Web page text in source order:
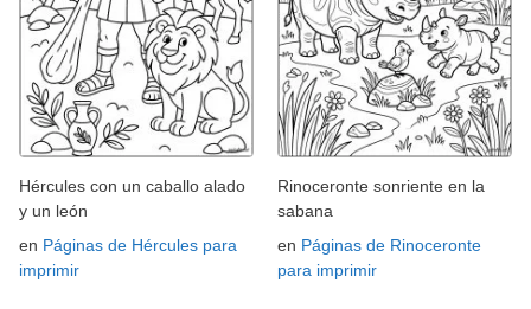
Hércules con un caballo alado
y un león
en Páginas de Hércules para
imprimir
Rinoceronte sonriente en la
sabana
en Páginas de Rinoceronte
para imprimir